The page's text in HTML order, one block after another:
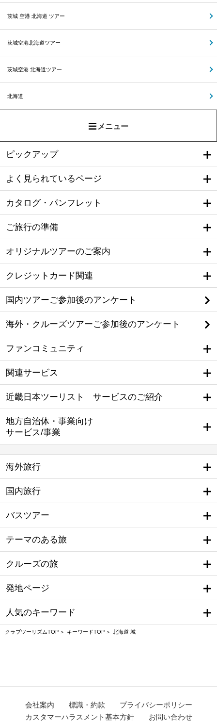
茨城 空港 北海道 ツアー
茨城空港北海道ツアー
茨城空港 北海道ツアー
北海道
メニュー
ピックアップ
よく見られているページ
カタログ・パンフレット
ご旅行の準備
オリジナルツアーのご案内
クレジットカード関連
国内ツアーご参加後のアンケート
海外・クルーズツアーご参加後のアンケート
ファンコミュニティ
関連サービス
近畿日本ツーリスト サービスのご紹介
地方自治体・事業向け
サービス/事業
海外旅行
国内旅行
バスツアー
テーマのある旅
クルーズの旅
発地ページ
人気のキーワード
クラブツーリズムTOP キーワードTOP 北海道 城
会社案内 標識・約款
プライバシーポリシー
カスタマーハラスメント基本方針
お問い合わせ